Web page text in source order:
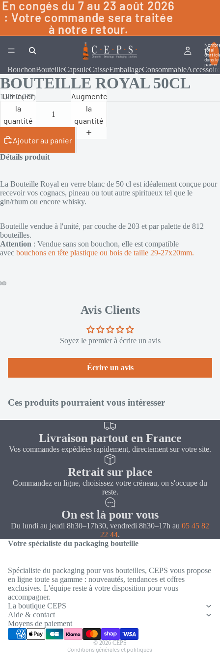
En congés du 7 au 23 août 2026
: Votre commande sera traitée
à notre retour.
total
dans le
BouchonBouteilleCapsuleCaisseEmballageConsommableAccessoire
BOUTEILLE ROYAL 50CL
1,29 €(HT)
Diminuer
la
quantité
Augmenter
la
quantité
Ajouter au panier
Détails produit
La Bouteille Royal en verre blanc de 50 cl est idéalement conçue pour
recevoir vos cognacs, pineau ou tout autre spiritueux tel que le
gin/rhum ou encore whisky.
Bouteille vendue à l'unité, par couche de 203 et par palette de 812
bouteilles.
Attention : Vendue sans son bouchon, elle est compatible
avec bouchons en tête plastique ou bois de taille 29-27x20mm.
Avis Clients
Soyez le premier à écrire un avis
Écrire un avis
Ces produits pourraient vous intéresser
Livraison partout en France
Vos commandes expédiées rapidement, directement sur votre site.
Retrait sur place
Commandez en ligne, choisissez votre créneau, on s'occupe du
reste.
On est là pour vous
Du lundi au jeudi 8h30–17h30, vendredi 8h30–17h au 05 45 82
22 44.
Votre spécialiste du packaging bouteille
Spécialiste du packaging pour vos bouteilles, CEPS vous propose
en ligne toute sa gamme : nouveautés, tendances et offres
exclusives. L'équipe reste à votre disposition pour vous
accompagner.
La boutique CEPS
Aide & contact
Moyens de paiement
© 2026 CEPS
Conditions générales et politiques
Politique de confidentialité
Coordonnées
Conditions générales de vente
Mentions légales